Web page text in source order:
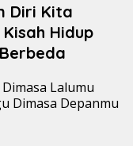
Diri Kita
Hidup